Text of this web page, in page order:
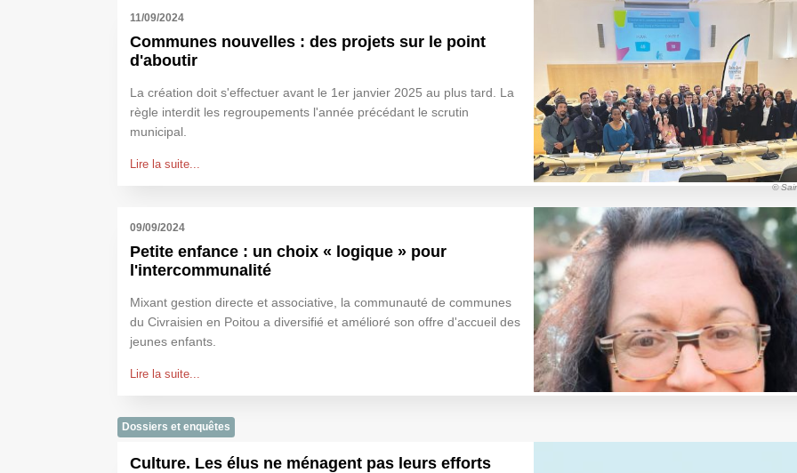
11/09/2024
Communes nouvelles : des projets sur le point
d'aboutir
La création doit s'effectuer avant le 1er janvier 2025 au plus tard. La
règle interdit les regroupements l'année précédant le scrutin
municipal.
Lire la suite...
©
09/09/2024
Petite enfance : un choix « logique » pour
l'intercommunalité
Mixant gestion directe et associative, la communauté de communes
du Civraisien en Poitou a diversifié et amélioré son offre d'accueil des
jeunes enfants.
Lire la suite...
Dossiers et enquêtes
Culture. Les élus ne ménagent pas leurs efforts